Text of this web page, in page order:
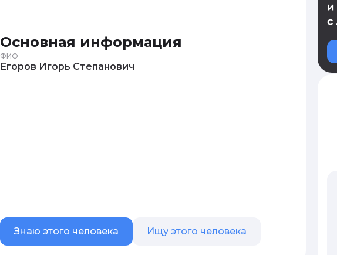
Основная информация
ФИО
Егоров Игорь Степанович
Знаю этого человека Ищу этого человека